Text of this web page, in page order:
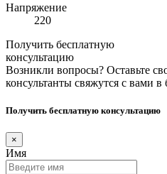
Напряжение
220
Получить бесплатную
консультацию
Возникли вопросы? Оставьте
консультанты свяжутся с вами
Получить бесплатную консультацию
×
Имя